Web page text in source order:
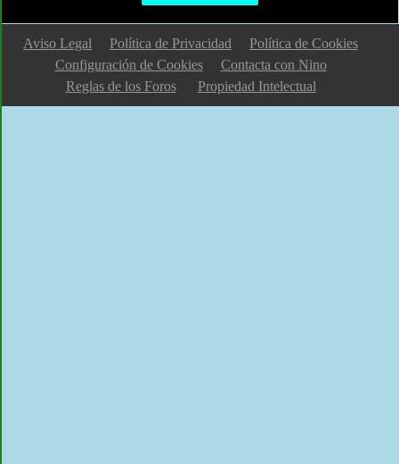
Aviso Legal Política de Privacidad
Política de Cookies
Configuración de Cookies
Contacta con Nino
Reglas de los Foros
Propiedad Intelectual